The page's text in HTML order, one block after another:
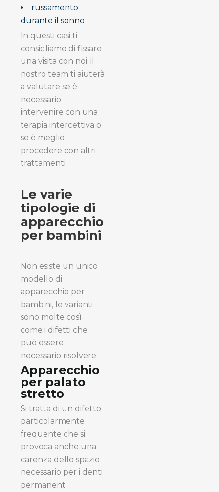
russamento
durante il sonno
In questi casi ti
consigliamo di fissare
una visita con noi, il
nostro team ti aiuterà
a valutare se è
necessario
intervenire con una
terapia intercettiva o
se è meglio
procedere con altri
trattamenti.
Le varie
tipologie di
apparecchio
per bambini
Non esiste un unico
modello di
apparecchio per
bambini, le varianti
sono molte così
come i difetti che
può essere
necessario risolvere.
Apparecchio
per palato
stretto
Si tratta di un difetto
particolarmente
frequente che si
provoca anche una
carenza dello spazio
necessario per i denti
permanenti